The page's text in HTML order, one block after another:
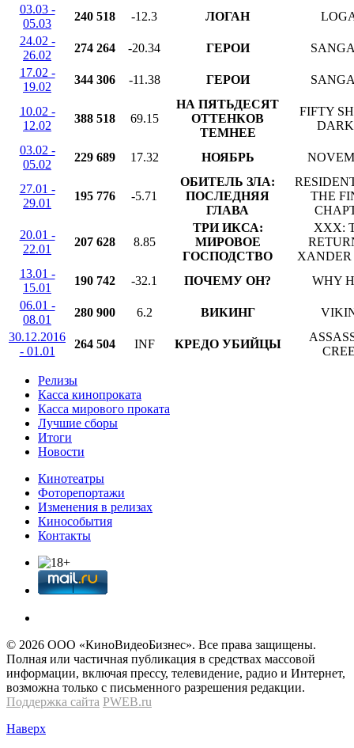
03.03 -
05.03
240 518 -12.3 ЛОГАН
24.02 -
26.02
274 264 -20.34 ГЕРОИ
17.02 -
19.02
344 306 -11.38 ГЕРОИ
10.02 -
12.02
388 518 69.15
НА ПЯТЬДЕСЯТ
ОТТЕНКОВ
ТЕМНЕЕ
FIFTY
03.02 -
05.02
229 689 17.32 НОЯБРЬ
27.01 -
29.01
195 776 -5.71
ОБИТЕЛЬ ЗЛА:
ПОСЛЕДНЯЯ
ГЛАВА
THE
20.01 -
22.01
207 628 8.85
ТРИ ИКСА:
МИРОВОЕ
ГОСПОДСТВО
XXX:
XANDER
13.01 -
15.01
190 742 -32.1 ПОЧЕМУ ОН?
WHY
06.01 -
08.01
280 900 6.2 ВИКИНГ
30.12.2016
- 01.01
264 504 INF КРЕДО УБИЙЦЫ
Релизы
Касса кинопроката
Касса мирового проката
Лучшие сборы
Итоги
Новости
Кинотеатры
Фоторепортажи
Изменения в релизах
Кинособытия
Контакты
© 2026 OOО «КиноВидеоБизнес». Все права защищены.
Полная или частичная публикация в средствах массовой
информации, включая прессу, телевидение, радио и Интернет,
возможна только с письменного разрешения редакции.
Поддержка сайта PWEB.ru
Наверх